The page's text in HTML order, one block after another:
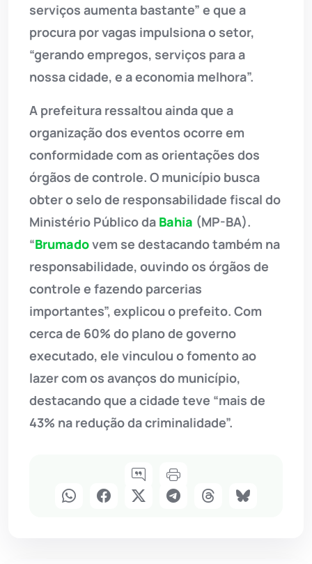
serviços aumenta bastante” e que a
procura por vagas impulsiona o setor,
“gerando empregos, serviços para a
nossa cidade, e a economia melhora”.
A prefeitura ressaltou ainda que a
organização dos eventos ocorre em
conformidade com as orientações dos
órgãos de controle. O município busca
obter o selo de responsabilidade fiscal do
Ministério Público da Bahia (MP-BA).
“Brumadovem se destacando também na
responsabilidade, ouvindo os órgãos de
controle e fazendo parcerias
importantes”, explicou o prefeito. Com
cerca de 60% do plano de governo
executado, ele vinculou o fomento ao
lazer com os avanços do município,
destacando que a cidade teve “mais de
43% na redução da criminalidade”.